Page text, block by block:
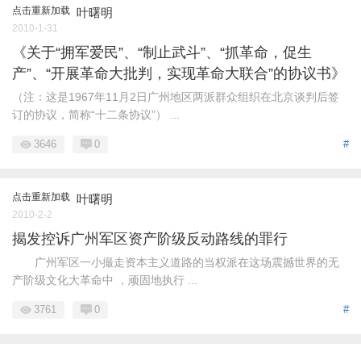
点击重新加载 叶曙明
2010-1-31
《关于“拥军爱民”、“制止武斗”、“抓革命，促生
产”、“开展革命大批判，实现革命大联合”的协议书》
（注：这是1967年11月2日广州地区两派群众组织在北京谈判后签
订的协议，简称“十二条协议”） ...
#
3646 0
点击重新加载 叶曙明
2010-2-2
揭发控诉广州军区资产阶级反动路线的罪行
广州军区一小撮走资本主义道路的当权派在这场震撼世界的无
产阶级文化大革命中 ，顽固地执行 ...
#
3761 0